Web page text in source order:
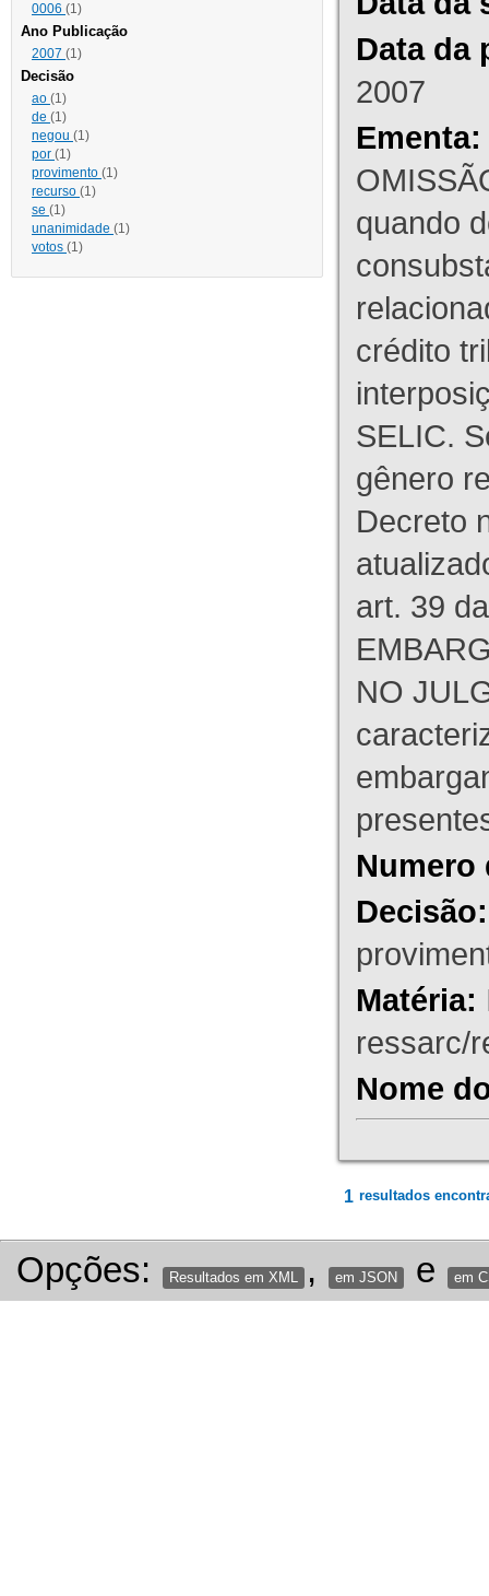
0006 (1)
Ano Publicação
2007 (1)
Decisão
ao (1)
de (1)
negou (1)
por (1)
provimento (1)
recurso (1)
se (1)
unanimidade (1)
votos (1)
Data da
2007
Ementa:
quando
crédito
SELIC.
gênero
Decreto
art. 39
NO
Numero
Decisão:
Matéria:
ressarc/
Nome
1 resultados
Opções: Resultados em XML , em JSON e em